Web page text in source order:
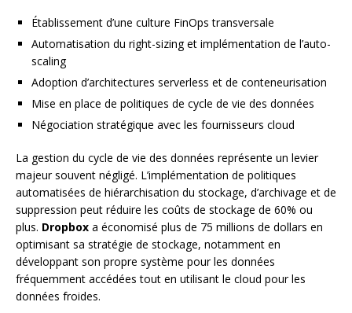
Établissement d’une culture FinOps transversale
Automatisation du right-sizing et implémentation de l’auto-
scaling
Adoption d’architectures serverless et de conteneurisation
Mise en place de politiques de cycle de vie des données
Négociation stratégique avec les fournisseurs cloud
La gestion du cycle de vie des données représente un levier
majeur souvent négligé. L’implémentation de politiques
automatisées de hiérarchisation du stockage, d’archivage et de
suppression peut réduire les coûts de stockage de 60% ou
plus. Dropbox a économisé plus de 75 millions de dollars en
optimisant sa stratégie de stockage, notamment en
développant son propre système pour les données
fréquemment accédées tout en utilisant le cloud pour les
données froides.